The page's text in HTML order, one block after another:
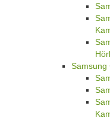
Samsung